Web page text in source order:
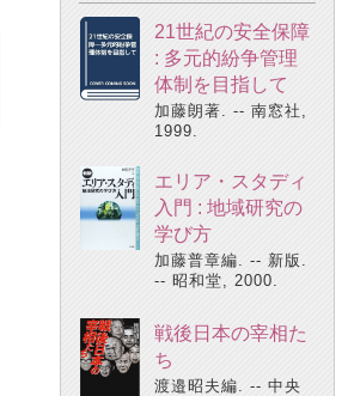
21世紀の安全保障
: 多元的紛争管理
体制を目指して
加藤朗著. -- 南窓社,
1999.
エリア・スタディ
入門 : 地域研究の
学び方
加藤普章編. -- 新版.
-- 昭和堂, 2000.
戦後日本の宰相た
ち
渡邉昭夫編. -- 中央